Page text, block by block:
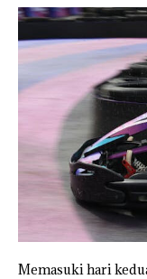
Memasuki hari